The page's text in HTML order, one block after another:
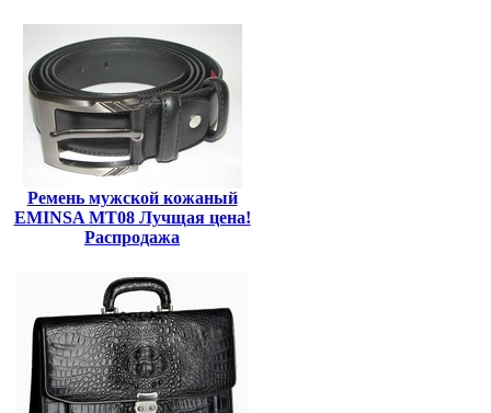
Ремень мужской кожаный
EMINSA MT08 Лучщая цена!
Распродажа